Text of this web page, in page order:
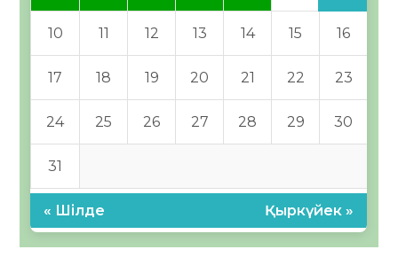
10 11 12 13 14 15 16
17 18 19 20 21 22 23
24 25 26 27 28 29 30
31
« Шілде Қыркүйек »